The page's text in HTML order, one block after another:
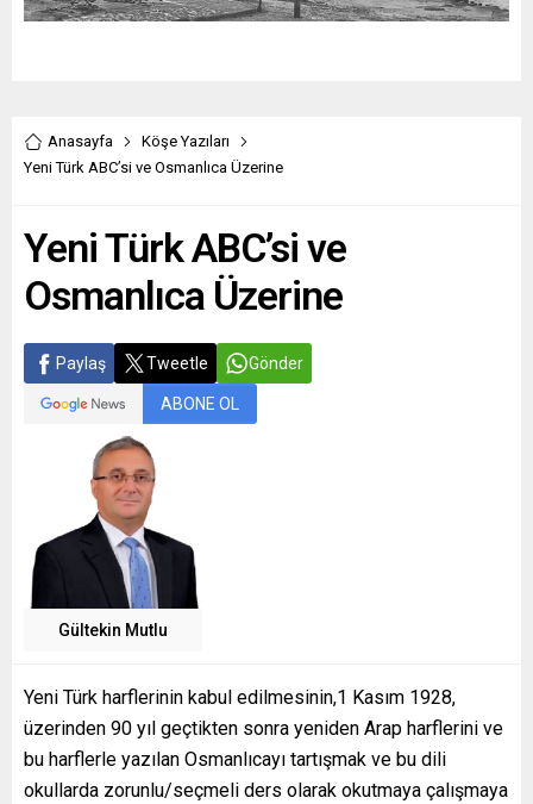
Anasayfa
Köşe Yazıları
Yeni Türk ABC’si ve Osmanlıca Üzerine
Yeni Türk ABC’si ve
Osmanlıca Üzerine
Paylaş Tweetle Gönder
ABONE OL
Gültekin Mutlu
Yeni Türk harflerinin kabul edilmesinin,1 Kasım 1928,
üzerinden 90 yıl geçtikten sonra yeniden Arap harflerini ve
bu harflerle yazılan Osmanlıcayı tartışmak ve bu dili
okullarda zorunlu/seçmeli ders olarak okutmaya çalışmaya